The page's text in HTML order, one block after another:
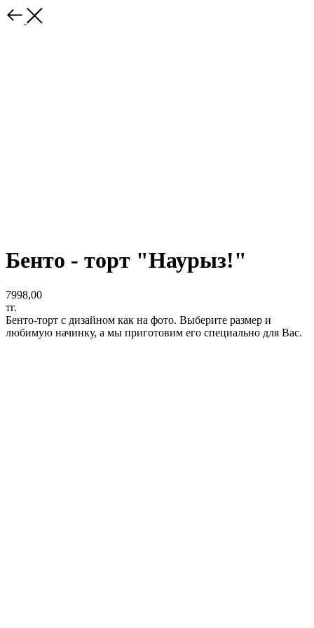
Бенто - торт "Наурыз!"
7998,00
тг.
Бенто-торт с дизайном как на фото. Выберите размер и
любимую начинку, а мы приготовим его специально для Вас.